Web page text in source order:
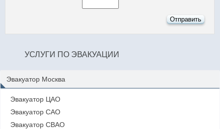
УСЛУГИ ПО ЭВАКУАЦИИ
Эвакуатор Москва
Эвакуатор ЦАО
Эвакуатор САО
Эвакуатор СВАО